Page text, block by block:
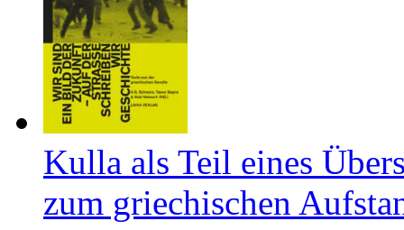
Kulla als Teil eines
zum griechischen